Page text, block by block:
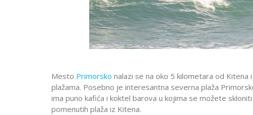
Mesto Primorsko nalazi se na oko 5 kilometara od
plažama. Posebno je interesantna severna plaža
ima puno kafića i koktel barova u kojima se možete
pomenutih plaža iz Kitena.